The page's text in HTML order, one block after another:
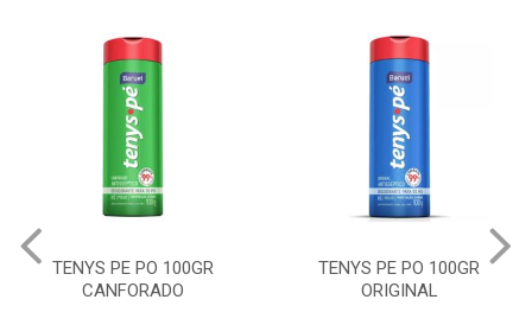
TENYS PE PO 100GR
CANFORADO
TENYS PE PO 100GR
ORIGINAL